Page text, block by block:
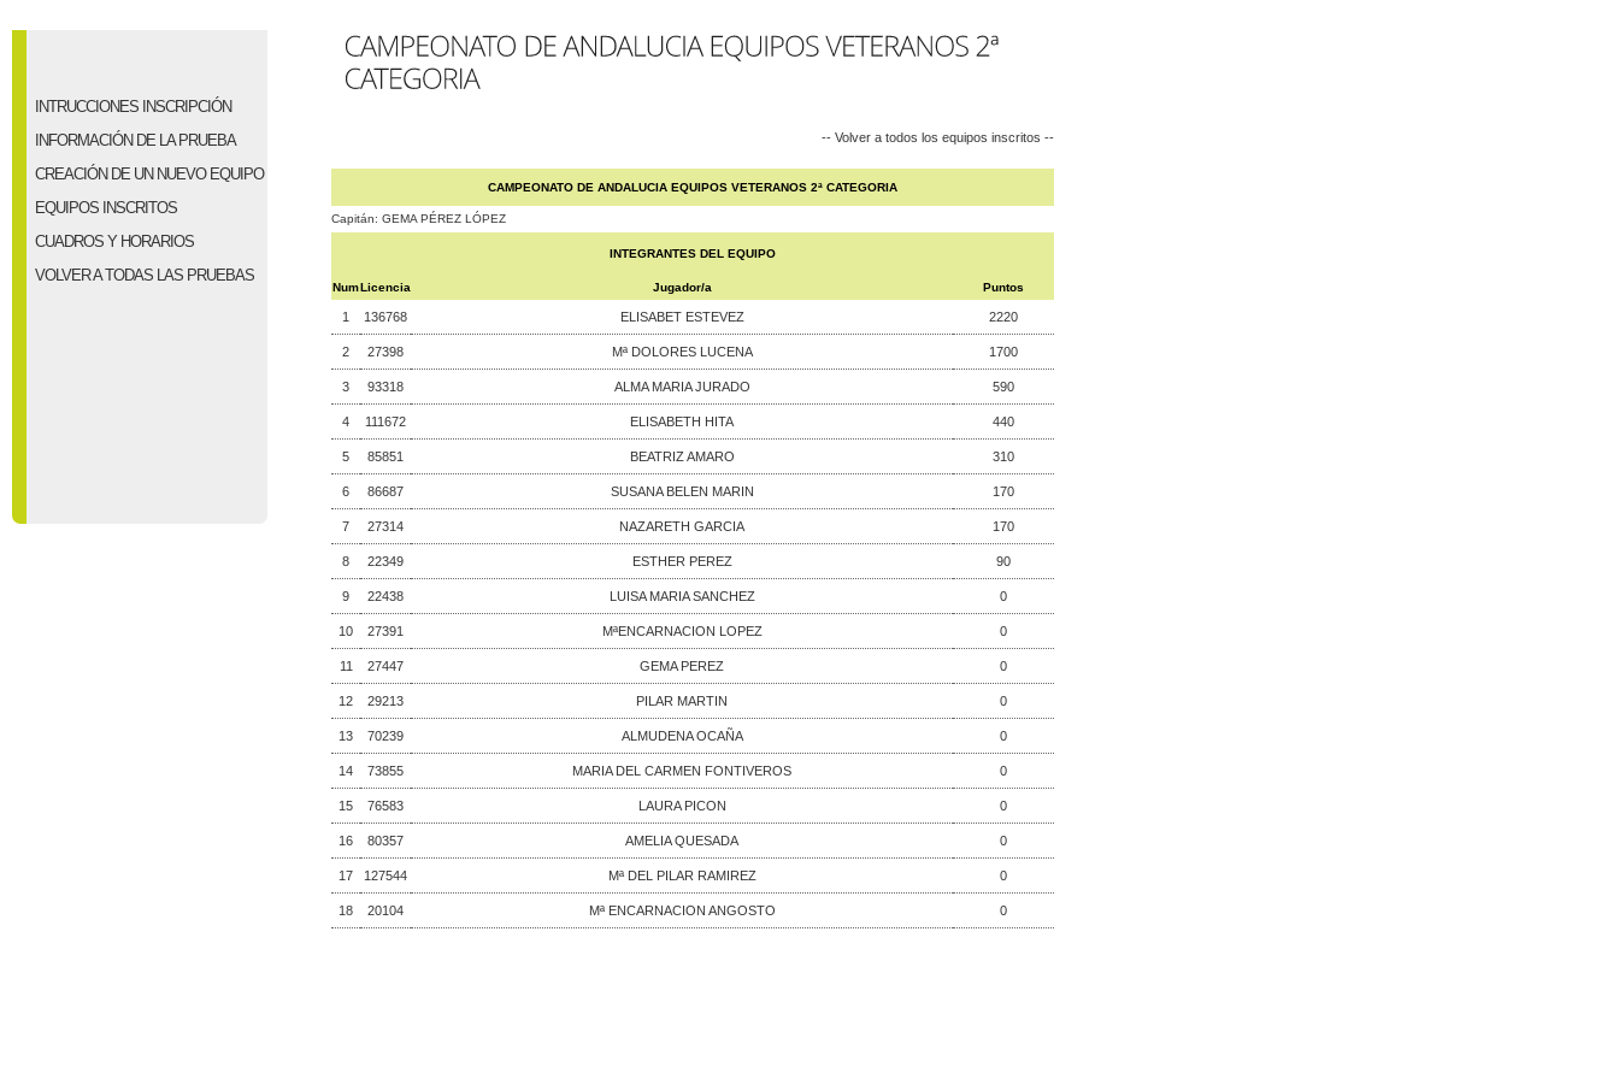
INTRUCCIONES INSCRIPCIÓN
INFORMACIÓN DE LA PRUEBA
CREACIÓN DE UN NUEVO EQUIPO
EQUIPOS INSCRITOS
CUADROS Y HORARIOS
VOLVER A TODAS LAS PRUEBAS
-- Volver a todos los equipos inscritos --
CAMPEONATO DE ANDALUCIA EQUIPOS VETERANOS 2ª CATEGORIA
Capitán: GEMA PÉREZ LÓPEZ
INTEGRANTES DEL EQUIPO
NumLicencia Jugador/a Puntos
1 136768 ELISABET ESTEVEZ 2220
2 27398 Mª DOLORES LUCENA 1700
3 93318 ALMA MARIA JURADO 590
4 111672 ELISABETH HITA 440
5 85851 BEATRIZ AMARO 310
6 86687 SUSANA BELEN MARIN 170
7 27314 NAZARETH GARCIA 170
8 22349 ESTHER PEREZ 90
9 22438 LUISA MARIA SANCHEZ 0
10 27391 MªENCARNACION LOPEZ 0
11 27447 GEMA PEREZ 0
12 29213 PILAR MARTIN 0
13 70239 ALMUDENA OCAÑA 0
14 73855 MARIA DEL CARMEN FONTIVEROS 0
15 76583 LAURA PICON 0
16 80357 AMELIA QUESADA 0
17 127544 Mª DEL PILAR RAMIREZ 0
18 20104 Mª ENCARNACION ANGOSTO 0